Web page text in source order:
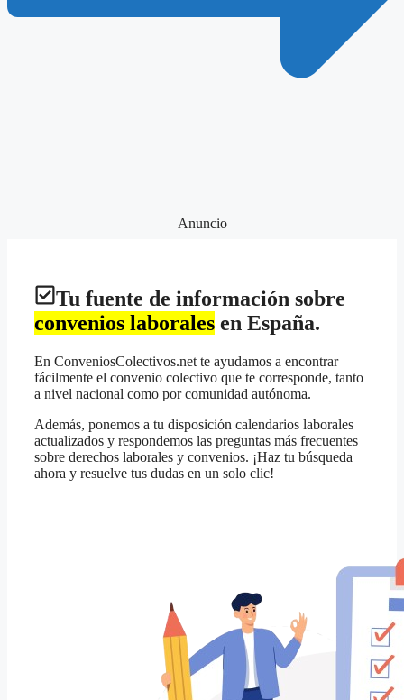
Anuncio
Tu fuente de información sobre
convenios laborales en España.
En ConveniosColectivos.net te ayudamos a encontrar
fácilmente el convenio colectivo que te corresponde, tanto
a nivel nacional como por comunidad autónoma.
Además, ponemos a tu disposición calendarios laborales
actualizados y respondemos las preguntas más frecuentes
sobre derechos laborales y convenios. ¡Haz tu búsqueda
ahora y resuelve tus dudas en un solo clic!